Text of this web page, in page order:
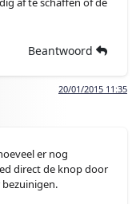
Beantwoord
20/01/2015 11:35
er nog
direct de knop door